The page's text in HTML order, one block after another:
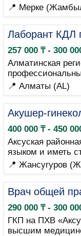
📍 Мерке
Лаборант КДЛ
257 000 ₸ - 300
Алматинская
📍 Алматы (AL)
Акушер-
400 000 ₸ - 450
Аксуская
языком и иметь
📍 Жансугуров
Врач общей
290 000 ₸ - 300
ГКП на ПХВ
высшим